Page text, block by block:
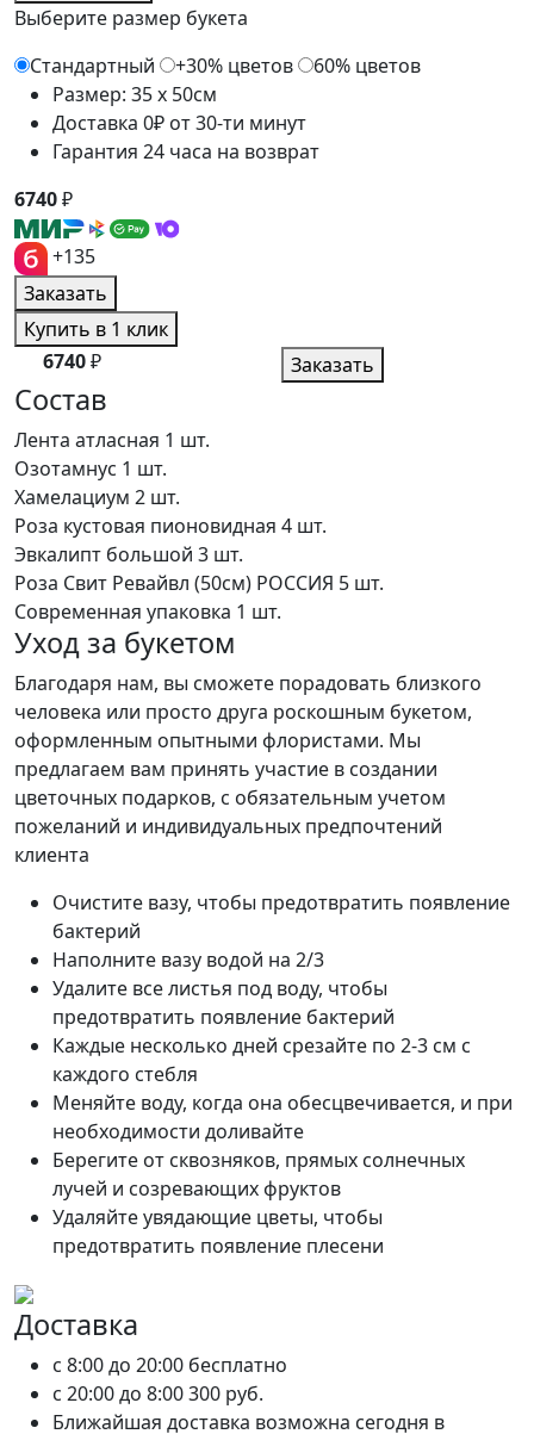
Выберите размер букета
Стандартный
+30% цветов
60% цветов
Размер: 35 x 50см
Доставка 0₽ от 30-ти минут
Гарантия 24 часа на возврат
6740₽
+135
Заказать
Купить в 1 клик
6740₽ Заказать
Состав
Лента атласная 1 шт.
Озотамнус 1 шт.
Хамелациум 2 шт.
Роза кустовая пионовидная 4 шт.
Эвкалипт большой 3 шт.
Роза Свит Ревайвл (50см) РОССИЯ 5 шт.
Современная упаковка 1 шт.
Уход за букетом
Благодаря нам, вы сможете порадовать близкого
человека или просто друга роскошным букетом,
оформленным опытными флористами. Мы
предлагаем вам принять участие в создании
цветочных подарков, с обязательным учетом
пожеланий и индивидуальных предпочтений
клиента
Очистите вазу, чтобы предотвратить появление
бактерий
Наполните вазу водой на 2/3
Удалите все листья под воду, чтобы
предотвратить появление бактерий
Каждые несколько дней срезайте по 2-3 см с
каждого стебля
Меняйте воду, когда она обесцвечивается, и при
необходимости доливайте
Берегите от сквозняков, прямых солнечных
лучей и созревающих фруктов
Удаляйте увядающие цветы, чтобы
предотвратить появление плесени
Доставка
c 8:00 до 20:00 бесплатно
c 20:00 до 8:00300 руб.
Ближайшая доставка возможна сегодня в